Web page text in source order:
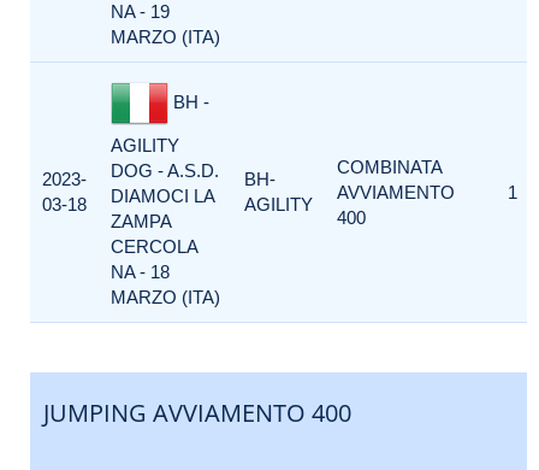
NA - 19
MARZO (ITA)
2023-
03-18
BH -
AGILITY
DOG - A.S.D.
DIAMOCI LA
ZAMPA
CERCOLA
NA - 18
MARZO (ITA)
BH-
AGILITY
COMBINATA
AVVIAMENTO
400
1
JUMPING AVVIAMENTO 400